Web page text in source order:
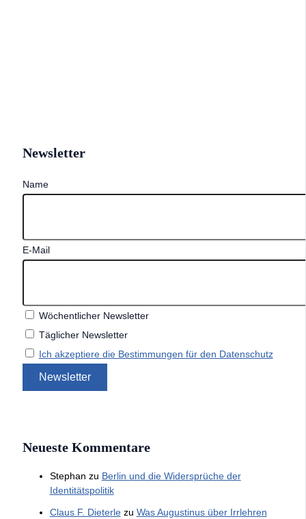
Newsletter
Name
E-Mail
Wöchentlicher Newsletter
Täglicher Newsletter
Ich akzeptiere die Bestimmungen für den Datenschutz
Neueste Kommentare
Stephan zu Berlin und die Widersprüche der
Identitätspolitik
Claus F. Dieterlezu Was Augustinus über Irrlehren